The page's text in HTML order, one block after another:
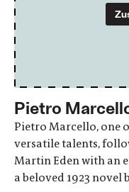
Pietro
Pietro Marcello, one
versatile talents,
Martin Eden with an
a beloved 1923